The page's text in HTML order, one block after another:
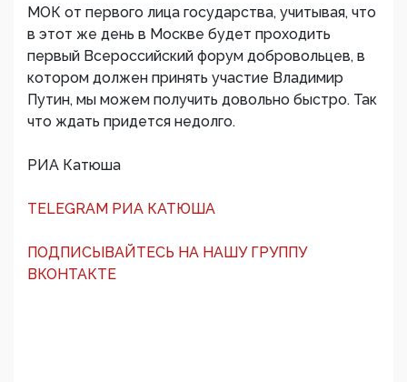
МОК от первого лица государства, учитывая, что
в этот же день в Москве будет проходить
первый Всероссийский форум добровольцев, в
котором должен принять участие Владимир
Путин, мы можем получить довольно быстро. Так
что ждать придется недолго.
РИА Катюша
TELEGRAM РИА КАТЮША
ПОДПИСЫВАЙТЕСЬ НА НАШУ ГРУППУ
ВКОНТАКТЕ